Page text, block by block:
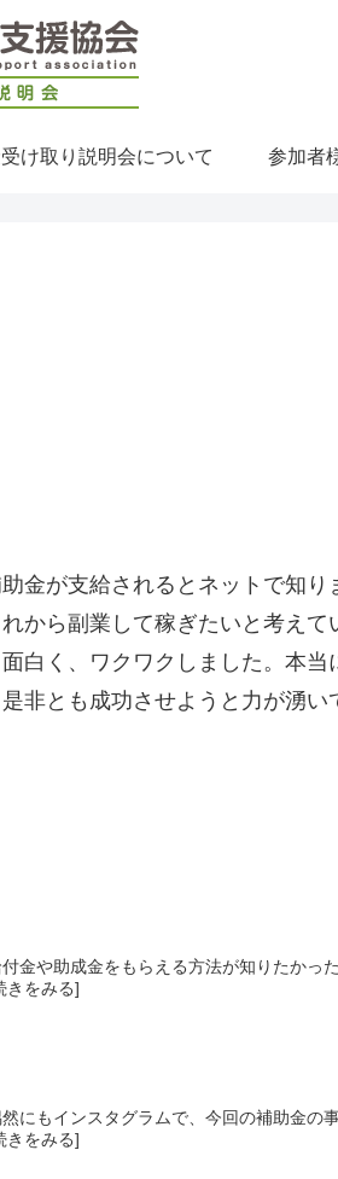
け取り説明会について 参加者
金が支給されるとネットで知
から副業して稼ぎたいと考え
白く、ワクワクしました。本
非とも成功させようと力が湧い
付金や助成金をもらえる方法が知りたか
きをみる]
にもインスタグラムで、今回の補助金の
きをみる]